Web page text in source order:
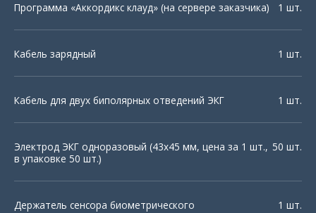
тренировок
Отчет о
сессии
Курс теста 6-
ходьбы
Программа «Аккордикс клауд» (на сервере заказчика) 1 шт.
Кабель зарядный 1 шт.
Кабель для двух биполярных отведений ЭКГ 1 шт.
Электрод ЭКГ одноразовый (43х45 мм, цена за 1 шт.,
в упаковке 50 шт.)
50 шт.
Держатель сенсора биометрического 1 шт.